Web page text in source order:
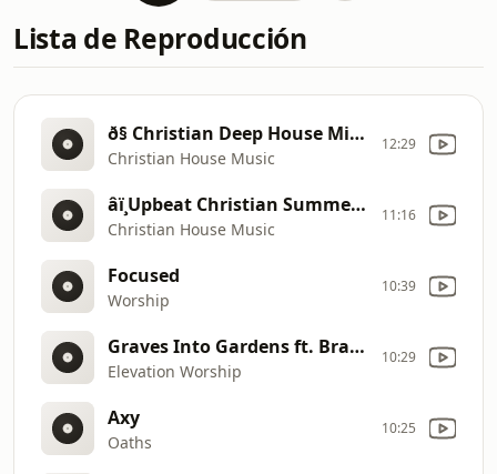
Lista de Reproducción
ð§ Christian Deep House Mix #5 2025 âï¸ Smooth Electronic Worship Music | Work Study Chill Vibes [5wT9]
Christian House Music
12:29
âï¸Upbeat Christian Summer Music 2025 ðï¸ Christian Deep House Music âï¸ Christian Dance Party Playlist [5wUR]
Christian House Music
11:16
Focused
Worship
10:39
Graves Into Gardens ft. Brandon Lake | Live | Elevation Worship [5hPL]
Elevation Worship
10:29
Axy
Oaths
10:25